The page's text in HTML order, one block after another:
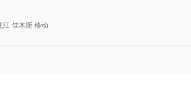
江 佳木斯 移动